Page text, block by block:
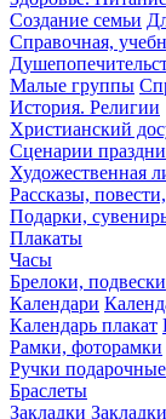
Создание семьи
Справочная,
Малые группы
История. Религии
Христианский
Сценарии
Художественная
Рассказы,
Подарки,
Плакаты
Часы
Брелоки, подвески
Календари
Календарь плакат
Рамки, фоторамки
Ручки подарочные
Браслеты
Закладки